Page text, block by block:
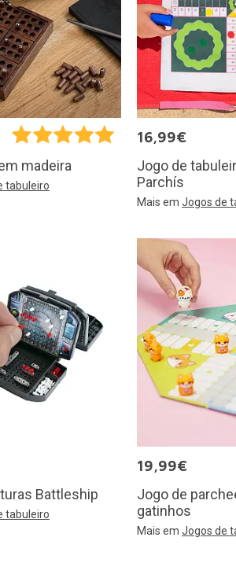
madeira
tabuleiro
16,99€
Jogo de
Parchís
Mais em Jogos de
Battleship
tabuleiro
19,99€
Jogo de
gatinhos
Mais em Jogos de